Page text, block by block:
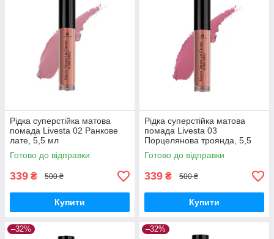
Рідка суперстійка матова
помада Livesta 02 Ранкове
лате, 5,5 мл
Готово до відправки
339 ₴ 500 ₴
Купити
Рідка суперстійка матова
помада Livesta 03
Порцелянова троянда, 5,5
мл
Готово до відправки
339 ₴ 500 ₴
Купити
–32% –32%